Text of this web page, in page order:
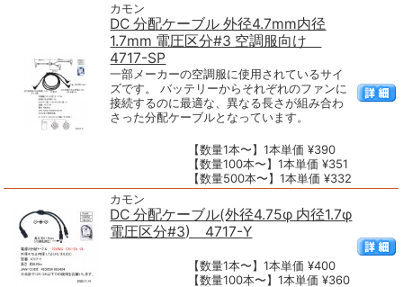
カモン
DC 分配ケーブル 外径4.7mm内径
1.7mm 電圧区分#3 空調服向け
4717-SP
一部メーカーの空調服に使用されているサイ
ズです。 バッテリーからそれぞれのファンに
接続するのに最適な、異なる長さが組み合わ
さった分配ケーブルとなっています。
【数量1本〜】1本単価 ¥390
【数量100本〜】1本単価 ¥351
【数量500本〜】1本単価 ¥332
カモン
DC 分配ケーブル(外径4.75φ 内径1.7φ
電圧区分#3) 4717-Y
【数量1本〜】1本単価 ¥400
【数量100本〜】1本単価 ¥360